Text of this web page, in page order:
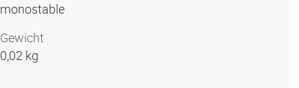
monostable
Gewicht
0,02 kg